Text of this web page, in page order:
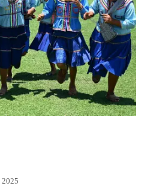
directo a
de Nayarit
2025